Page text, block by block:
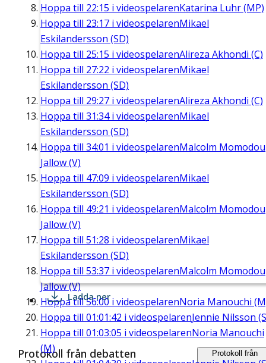
Hoppa till 22:15 i videospelarenKatarina Luhr (MP)
Hoppa till 23:17 i videospelarenMikael
Eskilandersson (SD)
Hoppa till 25:15 i videospelarenAlireza Akhondi (C)
Hoppa till 27:22 i videospelarenMikael
Eskilandersson (SD)
Hoppa till 29:27 i videospelarenAlireza Akhondi (C)
Hoppa till 31:34i videospelarenMikael
Eskilandersson (SD)
Hoppa till 34:01 i videospelarenMalcolm Momodou
Jallow (V)
Hoppa till 47:09 i videospelarenMikael
Eskilandersson (SD)
Hoppa till 49:21 i videospelarenMalcolm Momodou
Jallow (V)
Hoppa till 51:28 i videospelarenMikael
Eskilandersson (SD)
Hoppa till 53:37 i videospelarenMalcolm Momodou
Jallow (V)
Hoppa till56:00 i videospelarenNoria Manouchi
Hoppa till 01:01:42 i videospelarenJennie Nilsson
Hoppa till 01:03:05 i videospelarenNoria Manouchi
(M)
Ladda ner
Protokoll från debatten
Protokoll från